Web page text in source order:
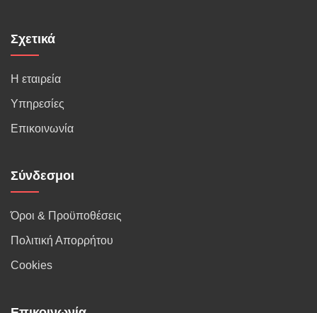
Σχετικά
Η εταιρεία
Υπηρεσίες
Επικοινωνία
Σύνδεσμοι
Όροι & Προϋποθέσεις
Πολιτική Απορρήτου
Cookies